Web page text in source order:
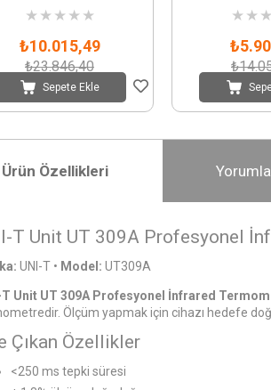
★ ★ ★ ★ ★
₺10.015,49
₺23.846,40
Sepete Ekle
★ ★ ★
Ürün Özellikleri
T Unit UT 309A Profesyonel
UNI-T • Model: UT309A
T Unit UT 309A Profesyonel İnfrared
Ölçüm yapmak için cihazı hedefe
Çıkan Özellikler
<250 ms tepki süresi